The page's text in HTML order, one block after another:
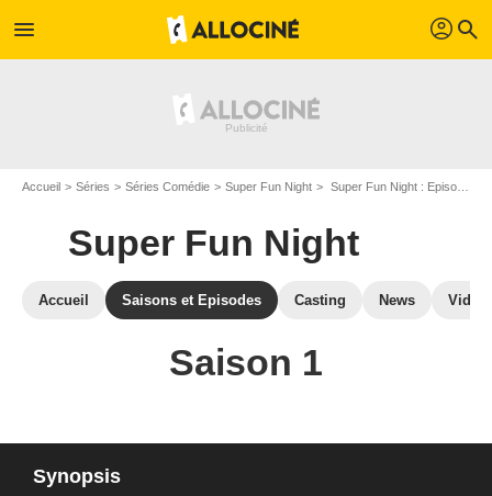
menu profil search
Accueil Séries Séries Comédie Super Fun Night Super Fun Night : Episodes de la saison 1
Super Fun Night
Accueil Saisons et Episodes Casting News
Saison 1
Synopsis